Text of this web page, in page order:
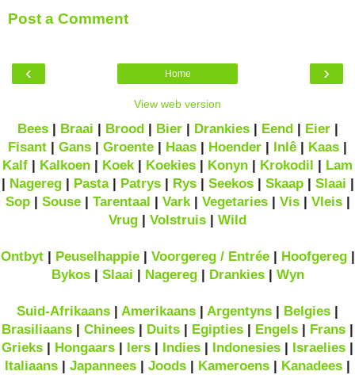
Post a Comment
‹ ›
Home
View web version
Bees| Braai | Brood| Bier| Drankies| Eend| Eier|
Fisant | Gans | Groente | Haas | Hoender | Inlê | Kaas |
Kalf | Kalkoen | Koek | Koekies | Konyn | Krokodil | Lam
| Nagereg| Pasta| Patrys| Rys| Seekos| Skaap| Slaai |
Sop| Souse| Tarentaal | Vark| Vegetaries| Vis| Vleis|
Vrug | Volstruis | Wild
Ontbyt| Peuselhappie| Voorgereg / Entrée| Hoofgereg|
Bykos| Slaai | Nagereg| Drankies| Wyn
Suid-Afrikaans | Amerikaans | Argentyns | Belgies |
Brasiliaans | Chinees | Duits | Egipties | Engels | Frans |
Grieks | Hongaars | Iers | Indies | Indonesies | Israelies |
Italiaans | Japannees | Joods | Kameroens | Kanadees |